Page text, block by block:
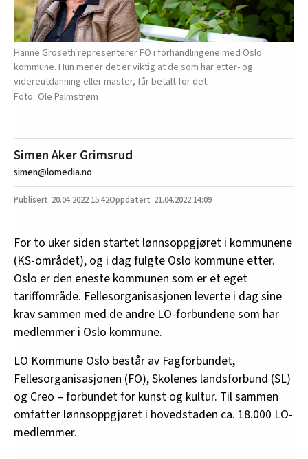
Hanne Groseth representerer FO i forhandlingene med Oslo
kommune. Hun mener det er viktig at de som har etter- og
videreutdanning eller master, får betalt for det.
Ole Palmstrøm
Simen Aker Grimsrud
simen@lomedia.no
20.04.2022 15:42 21.04.2022 14:09
For to uker siden startet lønnsoppgjøret i kommunene
(KS-området), og i dag fulgte Oslo kommune etter.
Oslo er den eneste kommunen som er et eget
tariffområde. Fellesorganisasjonen leverte i dag sine
krav sammen med de andre LO-forbundene som har
medlemmer i Oslo kommune.
LO Kommune Oslo består av Fagforbundet,
Fellesorganisasjonen (FO), Skolenes landsforbund (SL)
og Creo – forbundet for kunst og kultur. Til sammen
omfatter lønnsoppgjøret i hovedstaden ca. 18.000 LO-
medlemmer.